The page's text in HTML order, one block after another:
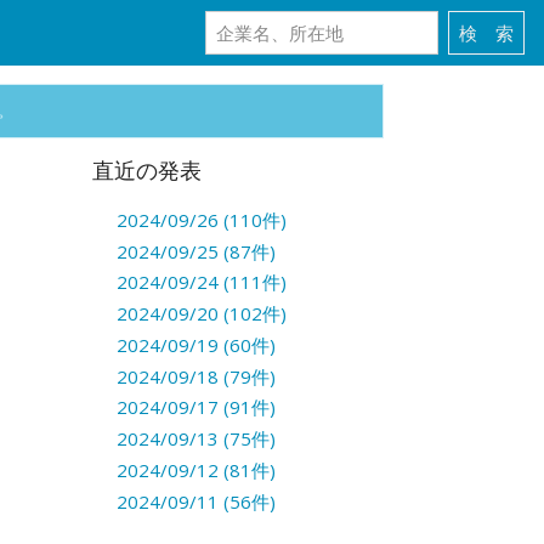
直近の発表
2024/09/26 (110件)
2024/09/25 (87件)
2024/09/24 (111件)
2024/09/20 (102件)
2024/09/19 (60件)
2024/09/18 (79件)
2024/09/17 (91件)
2024/09/13 (75件)
2024/09/12 (81件)
2024/09/11 (56件)